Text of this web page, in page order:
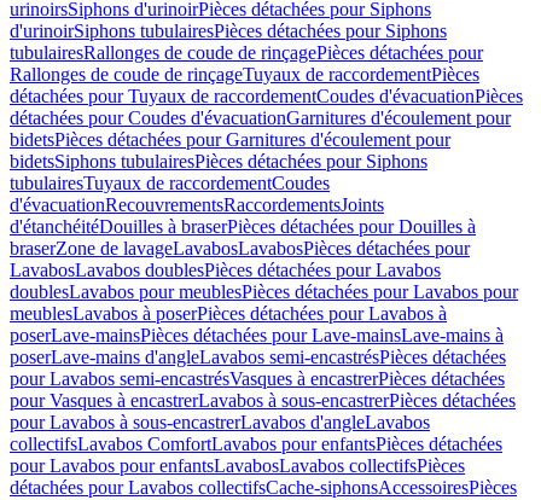
urinoirsSiphons d'urinoirPièces détachées pour Siphons
d'urinoirSiphons tubulairesPièces détachées pour Siphons
tubulairesRallonges de coude de rinçagePièces détachées pour
Rallonges de coude de rinçageTuyaux de raccordementPièces
détachées pour Tuyaux de raccordementCoudes d'évacuationPièces
détachées pour Coudes d'évacuationGarnitures d'écoulement pour
bidetsPièces détachées pour Garnitures d'écoulement pour
bidetsSiphons tubulairesPièces détachées pour Siphons
tubulairesTuyaux de raccordementCoudes
d'évacuationRecouvrementsRaccordementsJoints
d'étanchéitéDouilles à braserPièces détachées pour Douilles à
braserZone de lavageLavabosLavabosPièces détachées pour
LavabosLavabos doublesPièces détachées pour Lavabos
doublesLavabos pour meublesPièces détachées pour Lavabos pour
meublesLavabos à poserPièces détachées pour Lavabos à
poserLave-mainsPièces détachées pour Lave-mainsLave-mains à
poserLave-mains d'angleLavabos semi-encastrésPièces détachées
pour Lavabos semi-encastrésVasques à encastrerPièces détachées
pour Vasques à encastrerLavabos à sous-encastrerPièces détachées
pour Lavabos à sous-encastrerLavabos d'angleLavabos
collectifsLavabos ComfortLavabos pour enfantsPièces détachées
pour Lavabos pour enfantsLavabosLavabos collectifsPièces
détachées pour Lavabos collectifsCache-siphonsAccessoiresPièces